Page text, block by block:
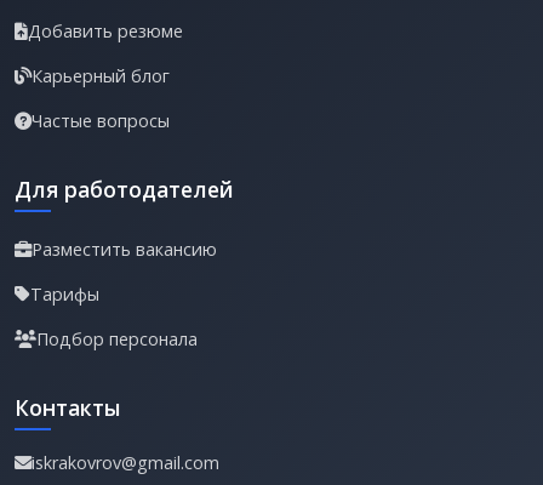
Добавить резюме
Карьерный блог
Частые вопросы
Для работодателей
Разместить вакансию
Тарифы
Подбор персонала
Контакты
iskrakovrov@gmail.com